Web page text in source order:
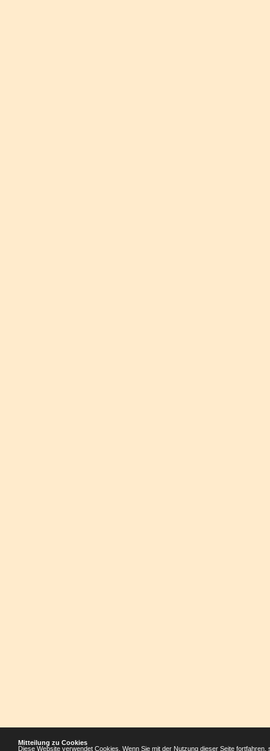
Mitteilung zu Cookies
Diese Website verwendet Cookies. Wenn Sie mit der Nutzung dieser Seite